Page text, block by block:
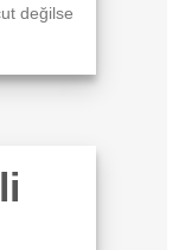
değilse